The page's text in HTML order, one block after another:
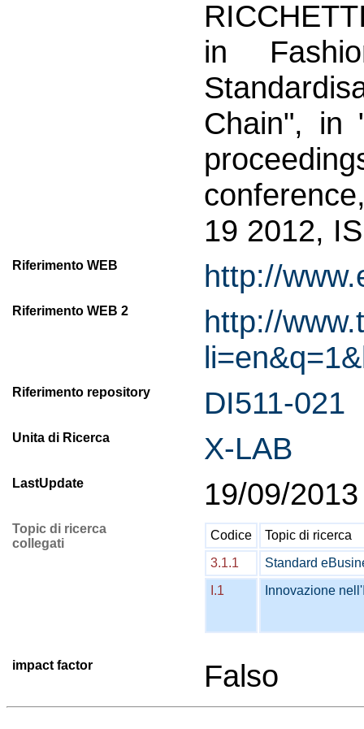
in
Chain", in
19 2012,
Riferimento WEB http://
Riferimento WEB 2
http://
Riferimento repository DI511-021
Unita di Ricerca X-LAB
LastUpdate 19/09/2013
Topic di ricerca
collegati
Codice
Topic di ricerca
3.1.1
Standard
I.1
Innovazione
impact factor Falso